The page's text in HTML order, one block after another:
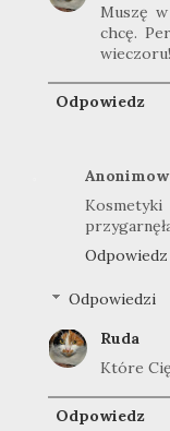
Muszę
chcę.
wieczoru!
Odpowiedz
Odpowiedz
Odpowiedzi
Ruda
Które
Odpowiedz